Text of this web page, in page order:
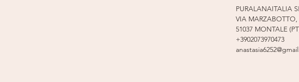
PURALANAITALIA
VIA
51037 MONTALE
+3902073970473